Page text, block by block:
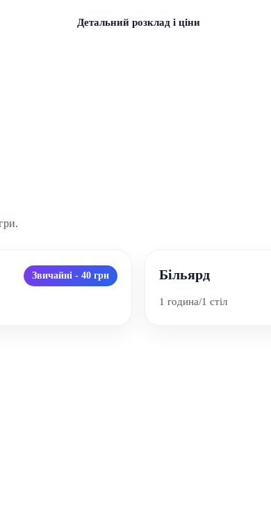
Детальний розклад і ціни
Звичайні - 40 грн Більярд
1 година/1 стіл